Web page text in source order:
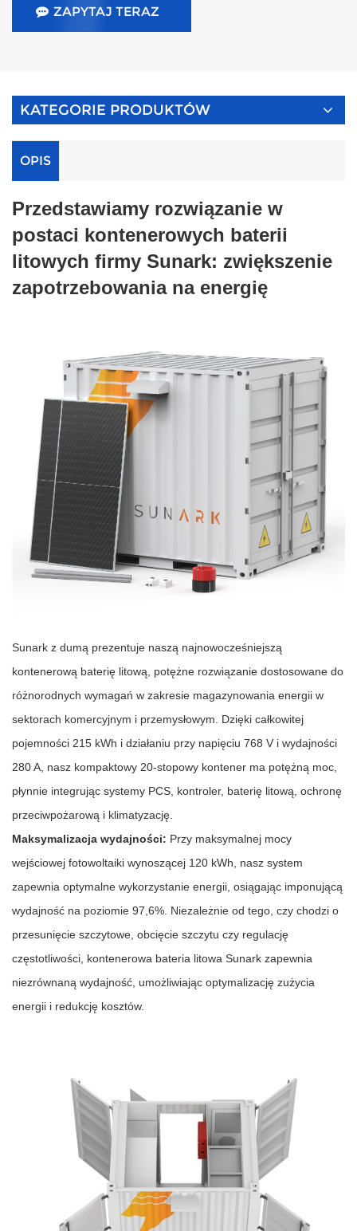
ZAPYTAJ TERAZ
KATEGORIE PRODUKTÓW
OPIS
Przedstawiamy rozwiązanie w
postaci kontenerowych baterii
litowych firmy Sunark: zwiększenie
zapotrzebowania na energię
Sunark z dumą prezentuje naszą najnowocześniejszą
kontenerową baterię litową, potężne rozwiązanie dostosowane do
różnorodnych wymagań w zakresie magazynowania energii w
sektorach komercyjnym i przemysłowym. Dzięki całkowitej
pojemności 215 kWh i działaniu przy napięciu 768 V i wydajności
280 A, nasz kompaktowy 20-stopowy kontener ma potężną moc,
płynnie integrując systemy PCS, kontroler, baterię litową, ochronę
przeciwpożarową i klimatyzację.
Maksymalizacja wydajności: Przy maksymalnej mocy
wejściowej fotowoltaiki wynoszącej 120 kWh, nasz system
zapewnia optymalne wykorzystanie energii, osiągając imponującą
wydajność na poziomie 97,6%. Niezależnie od tego, czy chodzi o
przesunięcie szczytowe, obcięcie szczytu czy regulację
częstotliwości, kontenerowa bateria litowa Sunark zapewnia
niezrównaną wydajność, umożliwiając optymalizację zużycia
energii i redukcję kosztów.